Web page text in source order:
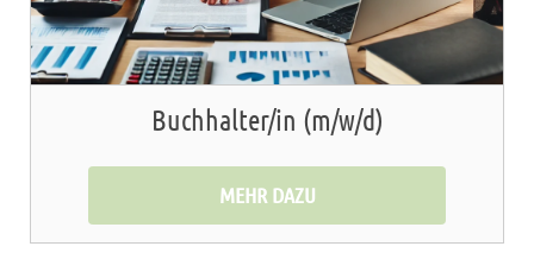
Buchhalter/in (m/w/d)
MEHR DAZU